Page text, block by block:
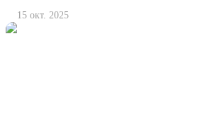
15 окт. 2025